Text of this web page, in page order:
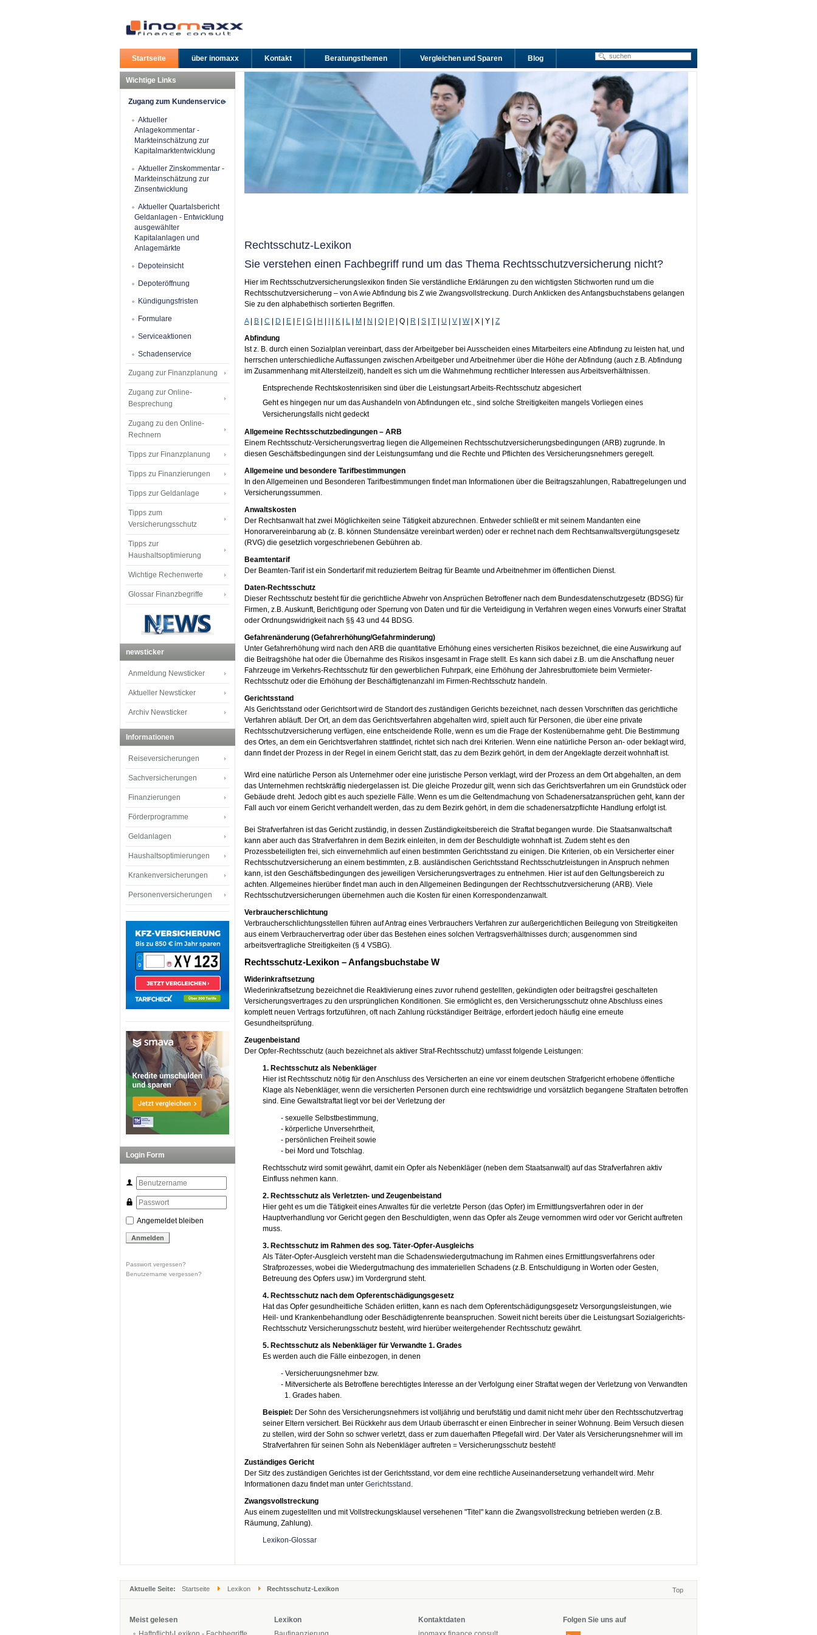
Startseite über inomaxx Kontakt Beratungsthemen Vergleichen und Sparen Blog
Rechtsschutz-Lexikon
Sie verstehen einen Fachbegriff rund um das Thema Rechtsschutzversicherung nicht?
Hier im Rechtsschutzversicherungslexikon finden Sie verständliche Erklärungen zu den wichtigsten Stichworten rund um die
Rechtsschutzversicherung – von A wie Abfindung bis Z wie Zwangsvollstreckung. Durch Anklicken des Anfangsbuchstabens gelangen
Sie zu den alphabethisch sortierten Begriffen.
A| B C D E F G H K L M N O P | Q | R S T U V W| X | Y | Z
Abfindung
Ist z. B. durch einen Sozialplan vereinbart, dass der Arbeitgeber bei Ausscheiden eines Mitarbeiters eine Abfindung zu leisten hat, und
herrschen unterschiedliche Auffassungen zwischen Arbeitgeber und Arbeitnehmer über die Höhe der Abfindung (auch z.B. Abfindung
im Zusammenhang mit Altersteilzeit), handelt es sich um die Wahrnehmung rechtlicher Interessen aus Arbeitsverhältnissen.
Entsprechende Rechtskostenrisiken sind über die Leistungsart Arbeits-Rechtsschutz abgesichert
Geht es hingegen nur um das Aushandeln von Abfindungen etc., sind solche Streitigkeiten mangels Vorliegen eines
Versicherungsfalls nicht gedeckt
Allgemeine Rechtsschutzbedingungen – ARB
Einem Rechtsschutz-Versicherungsvertrag liegen die Allgemeinen Rechtsschutzversicherungsbedingungen (ARB) zugrunde. In
diesen Geschäftsbedingungen sind der Leistungsumfang und die Rechte und Pflichten des Versicherungsnehmers geregelt.
Allgemeine und besondere Tarifbestimmungen
In den Allgemeinen und Besonderen Tarifbestimmungen findet man Informationen über die Beitragszahlungen, Rabattregelungen und
Versicherungssummen.
Anwaltskosten
Der Rechtsanwalt hat zwei Möglichkeiten seine Tätigkeit abzurechnen. Entweder schließt er mit seinem Mandanten eine
Honorarvereinbarung ab (z. B. können Stundensätze vereinbart werden) oder er rechnet nach dem Rechtsanwaltsvergütungsgesetz
(RVG) die gesetzlich vorgeschriebenen Gebühren ab.
Beamtentarif
Der Beamten-Tarif ist ein Sondertarif mit reduziertem Beitrag für Beamte und Arbeitnehmer im öffentlichen Dienst.
Daten-Rechtsschutz
Dieser Rechtsschutz besteht für die gerichtliche Abwehr von Ansprüchen Betroffener nach dem Bundesdatenschutzgesetz (BDSG) für
Firmen, z.B. Auskunft, Berichtigung oder Sperrung von Daten und für die Verteidigung in Verfahren wegen eines Vorwurfs einer Straftat
oder Ordnungswidrigkeit nach §§ 43 und 44 BDSG.
Gefahrenänderung (Gefahrerhöhung/Gefahrminderung)
Unter Gefahrerhöhung wird nach den ARB die quantitative Erhöhung eines versicherten Risikos bezeichnet, die eine Auswirkung auf
die Beitragshöhe hat oder die Übernahme des Risikos insgesamt in Frage stellt. Es kann sich dabei z.B. um die Anschaffung neuer
Fahrzeuge im Verkehrs-Rechtsschutz für den gewerblichen Fuhrpark, eine Erhöhung der Jahresbruttomiete beim Vermieter-
Rechtsschutz oder die Erhöhung der Beschäftigtenanzahl im Firmen-Rechtsschutz handeln.
Gerichtsstand
Als Gerichtsstand oder Gerichtsort wird de Standort des zuständigen Gerichts bezeichnet, nach dessen Vorschriften das gerichtliche
Verfahren abläuft. Der Ort, an dem das Gerichtsverfahren abgehalten wird, spielt auch für Personen, die über eine private
Rechtsschutzversicherung verfügen, eine entscheidende Rolle, wenn es um die Frage der Kostenübernahme geht. Die Bestimmung
des Ortes, an dem ein Gerichtsverfahren stattfindet, richtet sich nach drei Kriterien. Wenn eine natürliche Person an- oder beklagt wird,
dann findet der Prozess in der Regel in einem Gericht statt, das zu dem Bezirk gehört, in dem der Angeklagte derzeit wohnhaft ist.
Wird eine natürliche Person als Unternehmer oder eine juristische Person verklagt, wird der Prozess an dem Ort abgehalten, an dem
das Unternehmen rechtskräftig niedergelassen ist. Die gleiche Prozedur gilt, wenn sich das Gerichtsverfahren um ein Grundstück oder
Gebäude dreht. Jedoch gibt es auch spezielle Fälle. Wenn es um die Geltendmachung von Schadenersatzansprüchen geht, kann der
Fall auch vor einem Gericht verhandelt werden, das zu dem Bezirk gehört, in dem die schadenersatzpflichte Handlung erfolgt ist.
Bei Strafverfahren ist das Gericht zuständig, in dessen Zuständigkeitsbereich die Straftat begangen wurde. Die Staatsanwaltschaft
kann aber auch das Strafverfahren in dem Bezirk einleiten, in dem der Beschuldigte wohnhaft ist. Zudem steht es den
Prozessbeteiligten frei, sich einvernehmlich auf einen bestimmten Gerichtsstand zu einigen. Die Kriterien, ob ein Versicherter einer
Rechtsschutzversicherung an einem bestimmten, z.B. ausländischen Gerichtsstand Rechtsschutzleistungen in Anspruch nehmen
kann, ist den Geschäftsbedingungen des jeweiligen Versicherungsvertrages zu entnehmen. Hier ist auf den Geltungsbereich zu
achten. Allgemeines hierüber findet man auch in den Allgemeinen Bedingungen der Rechtsschutzversicherung (ARB). Viele
Rechtsschutzversicherungen übernehmen auch die Kosten für einen Korrespondenzanwalt.
Verbraucherschlichtung
Verbraucherschlichtungsstellen führen auf Antrag eines Verbrauchers Verfahren zur außergerichtlichen Beilegung von Streitigkeiten
aus einem Verbrauchervertrag oder über das Bestehen eines solchen Vertragsverhältnisses durch; ausgenommen sind
arbeitsvertragliche Streitigkeiten (§ 4 VSBG).
Rechtsschutz-Lexikon – Anfangsbuchstabe W
Widerinkraftsetzung
Wiederinkraftsetzung bezeichnet die Reaktivierung eines zuvor ruhend gestellten, gekündigten oder beitragsfrei geschalteten
Versicherungsvertrages zu den ursprünglichen Konditionen. Sie ermöglicht es, den Versicherungsschutz ohne Abschluss eines
komplett neuen Vertrags fortzuführen, oft nach Zahlung rückständiger Beiträge, erfordert jedoch häufig eine erneute
Gesundheitsprüfung.
Zeugenbeistand
Der Opfer-Rechtsschutz (auch bezeichnet als aktiver Straf-Rechtsschutz) umfasst folgende Leistungen:
1. Rechtsschutz als Nebenkläger
Hier ist Rechtsschutz nötig für den Anschluss des Versicherten an eine vor einem deutschen Strafgericht erhobene öffentliche
Klage als Nebenkläger, wenn die versicherten Personen durch eine rechtswidrige und vorsätzlich begangene Straftaten betroffen
sind. Eine Gewaltstraftat liegt vor bei der Verletzung der
- sexuelle Selbstbestimmung,
- körperliche Unversehrtheit,
- persönlichen Freiheit sowie
- bei Mord und Totschlag.
Rechtsschutz wird somit gewährt, damit ein Opfer als Nebenkläger (neben dem Staatsanwalt) auf das Strafverfahren aktiv
Einfluss nehmen kann.
2. Rechtsschutz als Verletzten- und Zeugenbeistand
Hier geht es um die Tätigkeit eines Anwaltes für die verletzte Person (das Opfer) im Ermittlungsverfahren oder in der
Hauptverhandlung vor Gericht gegen den Beschuldigten, wenn das Opfer als Zeuge vernommen wird oder vor Gericht auftreten
muss.
3. Rechtsschutz im Rahmen des sog. Täter-Opfer-Ausgleichs
Als Täter-Opfer-Ausgleich versteht man die Schadenswiedergutmachung im Rahmen eines Ermittlungsverfahrens oder
Strafprozesses, wobei die Wiedergutmachung des immateriellen Schadens (z.B. Entschuldigung in Worten oder Gesten,
Betreuung des Opfers usw.) im Vordergrund steht.
4. Rechtsschutz nach dem Opferentschädigungsgesetz
Hat das Opfer gesundheitliche Schäden erlitten, kann es nach dem Opferentschädigungsgesetz Versorgungsleistungen, wie
Heil- und Krankenbehandlung oder Beschädigtenrente beanspruchen. Soweit nicht bereits über die Leistungsart Sozialgerichts-
Rechtsschutz Versicherungsschutz besteht, wird hierüber weitergehender Rechtsschutz gewährt.
5. Rechtsschutz als Nebenkläger für Verwandte 1. Grades
Es werden auch die Fälle einbezogen, in denen
- Versicheruungsnehmer bzw.
- Mitversicherte als Betroffene berechtigtes Interesse an der Verfolgung einer Straftat wegen der Verletzung von Verwandten
1. Grades haben.
Beispiel: Der Sohn des Versicherungsnehmers ist volljährig und berufstätig und damit nicht mehr über den Rechtsschutzvertrag
seiner Eltern versichert. Bei Rückkehr aus dem Urlaub überrascht er einen Einbrecher in seiner Wohnung. Beim Versuch diesen
zu stellen, wird der Sohn so schwer verletzt, dass er zum dauerhaften Pflegefall wird. Der Vater als Versicherungsnehmer will im
Strafverfahren für seinen Sohn als Nebenkläger auftreten = Versicherungsschutz besteht!
Zuständiges Gericht
Der Sitz des zuständigen Gerichtes ist der Gerichtsstand, vor dem eine rechtliche Auseinandersetzung verhandelt wird. Mehr
Informationen dazu findet man unter Gerichtsstand .
Zwangsvollstreckung
Aus einem zugestellten und mit Vollstreckungsklausel versehenen "Titel" kann die Zwangsvollstreckung betrieben werden (z.B.
Räumung, Zahlung).
Lexikon-Glossar
Wichtige Links
Zugang zum Kundenservice
Aktueller
Anlagekommentar -
Markteinschätzung zur
Kapitalmarktentwicklung
Aktueller Zinskommentar -
Markteinschätzung zur
Zinsentwicklung
Aktueller Quartalsbericht
Geldanlagen - Entwicklung
ausgewählter
Kapitalanlagen und
Anlagemärkte
Depoteinsicht
Depoteröffnung
Kündigungsfristen
Formulare
Serviceaktionen
Schadenservice
Zugang zur Finanzplanung
Zugang zur Online-
Besprechung
Zugang zu den Online-
Rechnern
Tipps zur Finanzplanung
Tipps zu Finanzierungen
Tipps zur Geldanlage
Tipps zum
Versicherungsschutz
Tipps zur
Haushaltsoptimierung
Wichtige Rechenwerte
Glossar Finanzbegriffe
newsticker
Anmeldung Newsticker
Aktueller Newsticker
Archiv Newsticker
Informationen
Reiseversicherungen
Sachversicherungen
Finanzierungen
Förderprogramme
Geldanlagen
Haushaltsoptimierungen
Krankenversicherungen
Personenversicherungen
Login Form
Angemeldet bleiben
Passwort vergessen?
Benutzername vergessen?
Aktuelle Seite: Startseite Lexikon Rechtsschutz-Lexikon Top
Meist gelesen
Lexikon
Kontaktdaten
Folgen Sie uns auf